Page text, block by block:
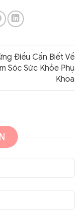
Điều Cần Biết Về
Sóc Sức Khỏe Phụ
Khoa